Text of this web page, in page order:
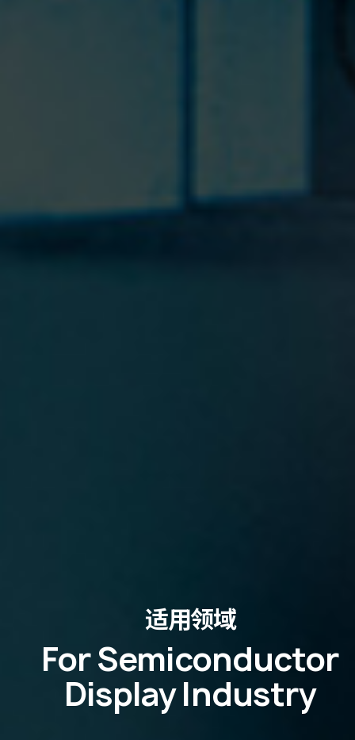
适用领域
For Semiconductor
Display Industry